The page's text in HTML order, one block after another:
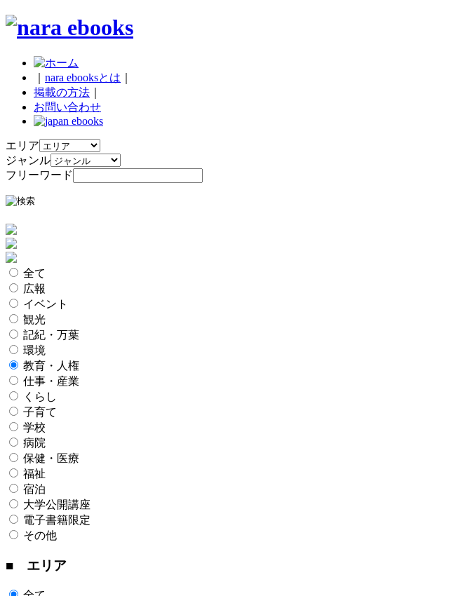
nara ebooksとは
掲載の方法
お問い合わせ
エリア
ジャンル
フリーワード
全て
広報
イベント
観光
記紀・万葉
環境
教育・人権
仕事・産業
くらし
子育て
学校
病院
保健・医療
福祉
宿泊
大学公開講座
電子書籍限定
その他
■ エリア